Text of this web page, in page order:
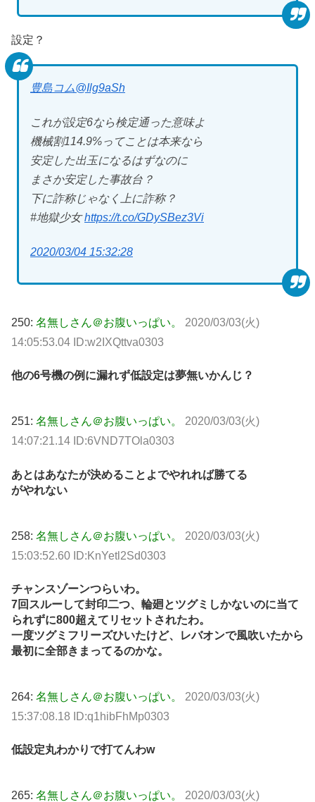
設定？
豊島コム@Ilg9aSh
これが設定6なら検定通った意味よ
機械割114.9%ってことは本来なら
安定した出玉になるはずなのに
まさか安定した事故台？
下に詐称じゃなく上に詐称？
#地獄少女https://t.co/GDySBez3Vi
2020/03/04 15:32:28
250: 名無しさん＠お腹いっぱい。
2020/03/03(火)
14:05:53.04 ID:w2IXQttva0303
他の6号機の例に漏れず低設定は夢無いかんじ？
251: 名無しさん＠お腹いっぱい。
2020/03/03(火)
14:07:21.14 ID:6VND7TOla0303
あとはあなたが決めることよでやれれば勝てる
がやれない
258: 名無しさん＠お腹いっぱい。
2020/03/03(火)
15:03:52.60 ID:KnYetl2Sd0303
チャンスゾーンつらいわ。
7回スルーして封印二つ、輪廻とツグミしかないのに当て
られずに800超えてリセットされたわ。
一度ツグミフリーズひいたけど、レバオンで風吹いたから
最初に全部きまってるのかな。
264: 名無しさん＠お腹いっぱい。
2020/03/03(火)
15:37:08.18 ID:q1hibFhMp0303
低設定丸わかりで打てんわw
265: 名無しさん＠お腹いっぱい。
2020/03/03(火)